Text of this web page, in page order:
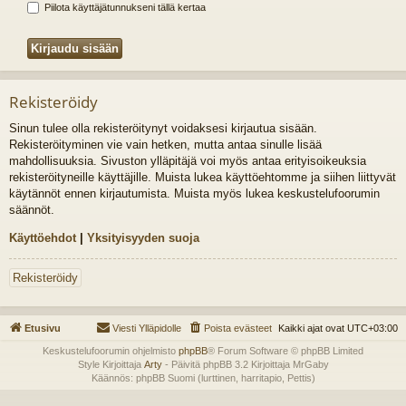
Piilota käyttäjätunnukseni tällä kertaa
Rekisteröidy
Sinun tulee olla rekisteröitynyt voidaksesi kirjautua sisään.
Rekisteröityminen vie vain hetken, mutta antaa sinulle lisää
mahdollisuuksia. Sivuston ylläpitäjä voi myös antaa erityisoikeuksia
rekisteröityneille käyttäjille. Muista lukea käyttöehtomme ja siihen liittyvät
käytännöt ennen kirjautumista. Muista myös lukea keskustelufoorumin
säännöt.
Käyttöehdot | Yksityisyyden suoja
Rekisteröidy
Etusivu Kaikki ajat ovat UTC+03:00
Poista evästeet
Viesti Ylläpidolle
Keskustelufoorumin ohjelmisto phpBB® Forum Software © phpBB Limited
Style Kirjoittaja Arty- Päivitä phpBB 3.2 Kirjoittaja MrGaby
Käännös: phpBB Suomi (lurttinen, harritapio, Pettis)